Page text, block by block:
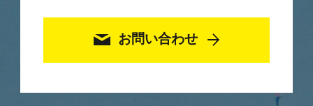
お問い合わせ